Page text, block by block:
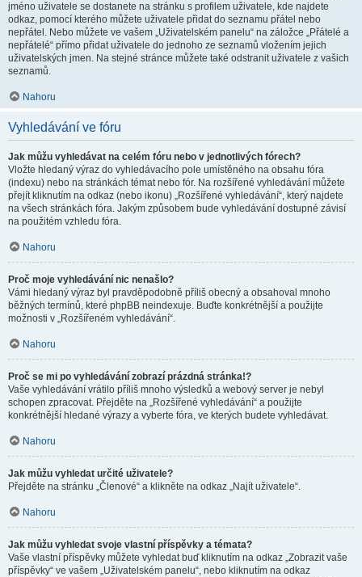
jméno uživatele se dostanete na stránku s profilem uživatele, kde najdete
odkaz, pomocí kterého můžete uživatele přidat do seznamu přátel nebo
nepřátel. Nebo můžete ve vašem „Uživatelském panelu“ na záložce „Přátelé a
nepřátelé“ přímo přidat uživatele do jednoho ze seznamů vložením jejich
uživatelských jmen. Na stejné stránce můžete také odstranit uživatele z vašich
seznamů.
Nahoru
Vyhledávání ve fóru
Jak můžu vyhledávat na celém fóru nebo v jednotlivých fórech?
Vložte hledaný výraz do vyhledávacího pole umístěného na obsahu fóra
(indexu) nebo na stránkách témat nebo fór. Na rozšířené vyhledávání můžete
přejít kliknutím na odkaz (nebo ikonu) „Rozšířené vyhledávání“, který najdete
na všech stránkách fóra. Jakým způsobem bude vyhledávání dostupné závisí
na použitém vzhledu fóra.
Nahoru
Proč moje vyhledávání nic nenašlo?
Vámi hledaný výraz byl pravděpodobně příliš obecný a obsahoval mnoho
běžných termínů, které phpBB neindexuje. Buďte konkrétnější a použijte
možnosti v „Rozšířeném vyhledávání“.
Nahoru
Proč se mi po vyhledávání zobrazí prázdná stránka!?
Vaše vyhledávání vrátilo příliš mnoho výsledků a webový server je nebyl
schopen zpracovat. Přejděte na „Rozšířené vyhledávání“ a použijte
konkrétnější hledané výrazy a vyberte fóra, ve kterých budete vyhledávat.
Nahoru
Jak můžu vyhledat určité uživatele?
Přejděte na stránku „Členové“ a klikněte na odkaz „Najít uživatele“.
Nahoru
Jak můžu vyhledat svoje vlastní příspěvky a témata?
Vaše vlastní příspěvky můžete vyhledat buď kliknutím na odkaz „Zobrazit vaše
příspěvky“ ve vašem „Uživatelském panelu“, nebo kliknutím na odkaz